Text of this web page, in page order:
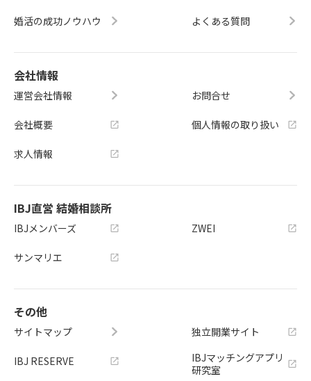
婚活の成功ノウハウ よくある質問
会社情報
運営会社情報
会社概要
求人情報
お問合せ
個人情報の取り扱い
IBJ直営 結婚相談所
IBJメンバーズ
サンマリエ
ZWEI
その他
サイトマップ
IBJ RESERVE
独立開業サイト
IBJマッチングアプリ
研究室